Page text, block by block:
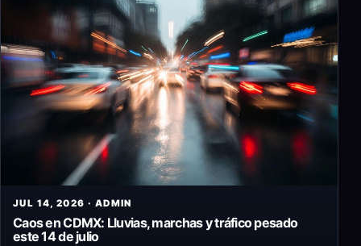
JUL 14, 2026 · ADMIN
Caos en CDMX: Lluvias, marchas y tráfico pesado
este 14 de julio